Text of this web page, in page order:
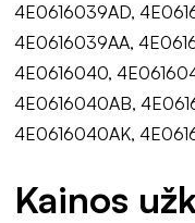
4E0616039AD,
4E0616039AA,
4E0616040,
4E0616040AB,
4E0616040AK,
Kainos